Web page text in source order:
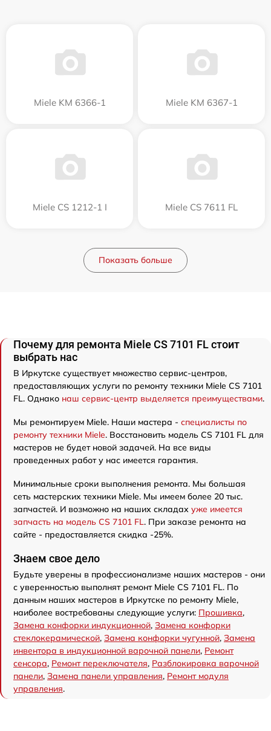
Miele KM 6366-1 Miele KM 6367-1
Miele CS 1212-1 I Miele CS 7611 FL
Показать больше
Почему для ремонта Miele CS 7101 FL стоит
выбрать нас
В Иркутске существует множество сервис-центров,
предоставляющих услуги по ремонту техники Miele CS 7101
FL. Однако наш сервис-центр выделяется преимуществами.
Мы ремонтируем Miele. Наши мастера - специалисты по
ремонту техники Miele. Восстановить модель CS 7101 FL для
мастеров не будет новой задачей. На все виды
проведенных работ у нас имеется гарантия.
Минимальные сроки выполнения ремонта. Мы большая
сеть мастерских техники Miele. Мы имеем более 20 тыс.
запчастей. И возможно на наших складах уже имеется
запчасть на модель CS 7101 FL. При заказе ремонта на
сайте - предоставляется скидка -25%.
Знаем свое дело
Будьте уверены в профессионализме наших мастеров - они
с уверенностью выполнят ремонт Miele CS 7101 FL. По
данным наших мастеров в Иркутске по ремонту Miele,
наиболее востребованы следующие услуги: Прошивка,
Замена конфорки индукционной, Замена конфорки
стеклокерамической, Замена конфорки чугунной, Замена
инвентора в индукционной варочной панели, Ремонт
сенсора, Ремонт переключателя, Разблокировка варочной
панели, Замена панели управления, Ремонт модуля
управления.